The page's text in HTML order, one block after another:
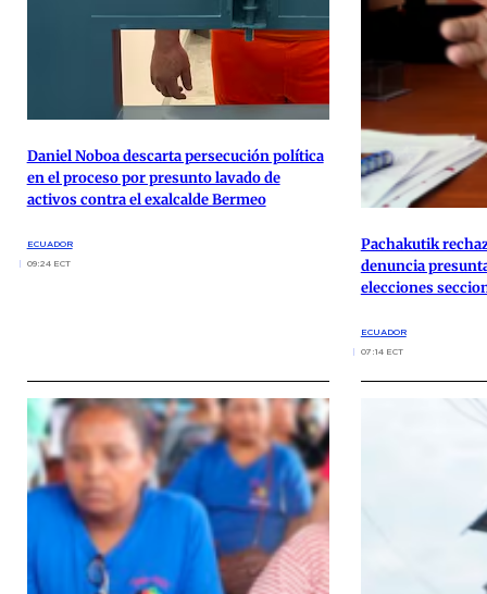
Daniel Noboa descarta persecución política
en el proceso por presunto lavado de
activos contra el exalcalde Bermeo
ECUADOR
09:24 ECT
Pachakutik
denuncia
elecciones
ECUADOR
07:14 ECT